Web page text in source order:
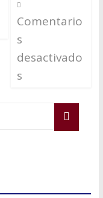
Comentario
s
desactivado
s